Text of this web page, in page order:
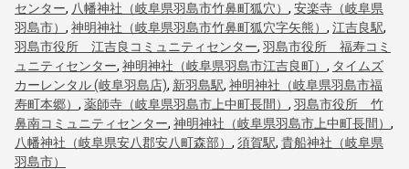
センター, 八幡神社（岐阜県羽島市竹鼻町狐穴） , 安楽寺（岐阜県
羽島市） , 神明神社（岐阜県羽島市竹鼻町狐穴字矢熊） , 江吉良駅,
羽島市役所 江吉良コミュニティセンター, 羽島市役所 福寿コミ
ュニティセンター, 神明神社（岐阜県羽島市江吉良町） , タイムズ
カーレンタル (岐阜羽島店), 新羽島駅, 神明神社（岐阜県羽島市福
寿町本郷） , 薬師寺（岐阜県羽島市上中町長間） , 羽島市役所 竹
鼻南コミュニティセンター, 神明神社（岐阜県羽島市上中町長間） ,
八幡神社（岐阜県安八郡安八町森部） , 須賀駅, 貴船神社（岐阜県
羽島市）